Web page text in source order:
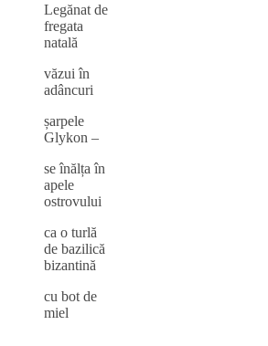
Legănat de
fregata
natală
văzui în
adâncuri
șarpele
Glykon –
se înălța în
apele
ostrovului
ca o turlă
de bazilică
bizantină
cu bot de
miel